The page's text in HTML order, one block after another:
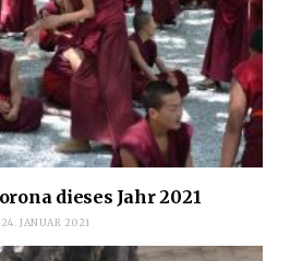
dieses Jahr 2021
24. JANUAR 2021